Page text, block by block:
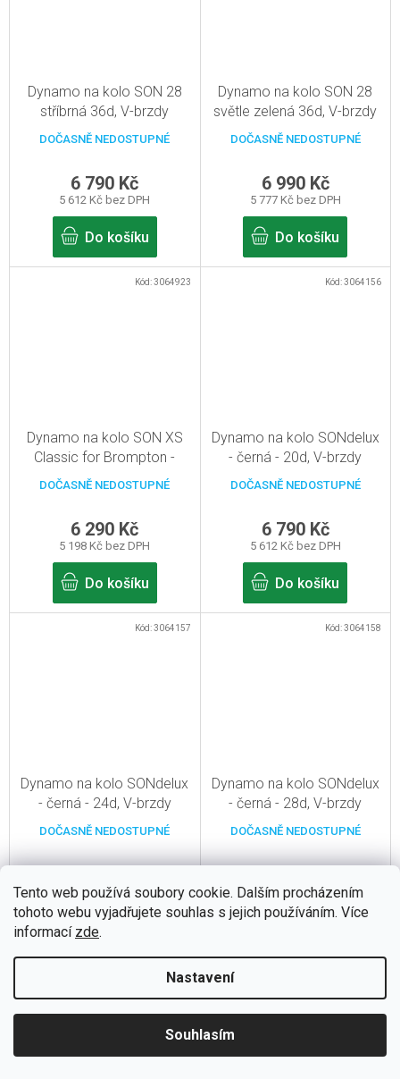
Tento web používá soubory cookie. Dalším procházením
tohoto webu vyjadřujete souhlas s jejich používáním. Více
informací zde.
Nastavení
Souhlasím
Dynamo na kolo SON 28
stříbrná 36d, V-brzdy
DOČASNĚ NEDOSTUPNÉ
5 612 Kč bez DPH
6 790 Kč
Do košíku
Dynamo na kolo SON 28
světle zelená 36d, V-brzdy
DOČASNĚ NEDOSTUPNÉ
5 777 Kč bez DPH
6 990 Kč
Do košíku
Dynamo na kolo SON XS
Classic for Brompton -
stříbrná - 28d, V-brzdy
DOČASNĚ NEDOSTUPNÉ
5 198 Kč bez DPH
6 290 Kč
Do košíku
Kód:3064923
Dynamo na kolo SONdelux
- černá - 20d, V-brzdy
DOČASNĚ NEDOSTUPNÉ
5 612 Kč bez DPH
6 790 Kč
Do košíku
Kód:3064156
Dynamo na kolo SONdelux
- černá - 24d, V-brzdy
DOČASNĚ NEDOSTUPNÉ
5 612 Kč bez DPH
Do košíku
Kód:3064157
Dynamo na kolo SONdelux
- černá - 28d, V-brzdy
DOČASNĚ NEDOSTUPNÉ
5 612 Kč bez DPH
Kód:3064158
3064159